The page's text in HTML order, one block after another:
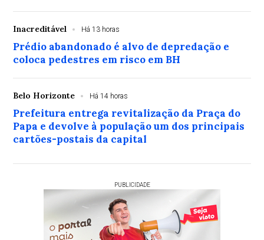
Inacreditável Há 13 horas
Prédio abandonado é alvo de depredação e
coloca pedestres em risco em BH
Belo Horizonte Há 14 horas
Prefeitura entrega revitalização da Praça do
Papa e devolve à população um dos principais
cartões-postais da capital
PUBLICIDADE